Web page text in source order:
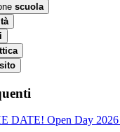
scuola
DATE! Open Day 2026